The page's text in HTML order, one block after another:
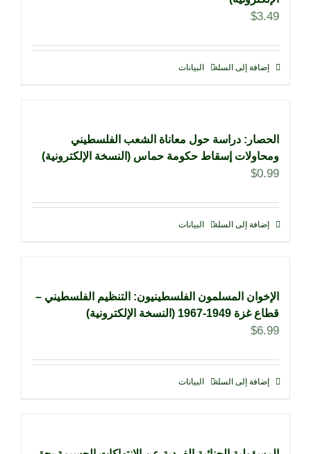
$3.49
إضافة إلى السلة البيانات
الحصار: دراسة حول معاناة الشعب الفلسطيني
ومحاولات إسقاط حكومة حماس (النسخة الإلكترونية)
$0.99
إضافة إلى السلة البيانات
الإخوان المسلمون الفلسطينيون: التنظيم الفلسطيني –
قطاع غزة 1949-1967 (النسخة الإلكترونية)
$6.99
إضافة إلى السلة البيانات